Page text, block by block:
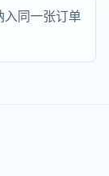
入同一张订单